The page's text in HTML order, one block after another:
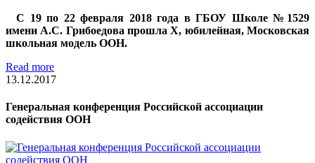
С 19 по 22 февраля 2018 года в ГБОУ Школе №1529
имени А.С. Грибоедова прошла X, юбилейная, Московская
школьная модель ООН.
Read more
13.12.2017
Генеральная конференция Российской ассоциации
содействия ООН